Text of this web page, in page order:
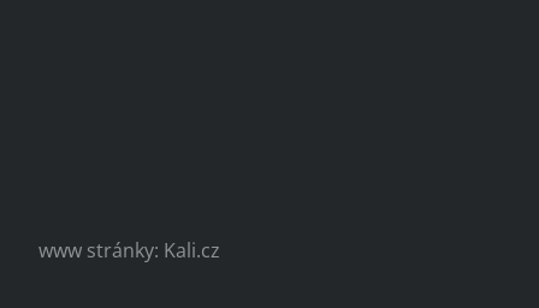
www stránky: Kali.cz